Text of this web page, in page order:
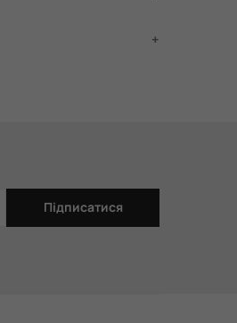
Підписатися